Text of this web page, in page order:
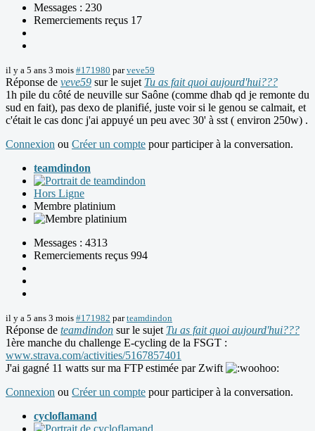
Messages : 230
Remerciements reçus 17
il y a 5 ans 3 mois #171980 parveve59
Réponse de veve59 sur le sujet Tu as fait quoi aujourd'hui???
1h pile du côté de neuville sur Saône (comme dhab qd je remonte du
sud en fait), pas dexo de planifié, juste voir si le genou se calmait, et
c'était le cas donc j'ai appuyé un peu avec 30' à sst ( environ 250w) .
Connexion ou Créer un compte pour participer à la conversation.
teamdindon
Hors Ligne
Membre platinium
Messages : 4313
Remerciements reçus 994
il y a 5 ans 3 mois #171982 parteamdindon
Réponse de teamdindon sur le sujet Tu as fait quoi aujourd'hui???
1ère manche du challenge E-cycling de la FSGT :
www.strava.com/activities/5167857401
J'ai gagné 11 watts sur ma FTP estimée par Zwift
Connexion ou Créer un compte pour participer à la conversation.
cycloflamand